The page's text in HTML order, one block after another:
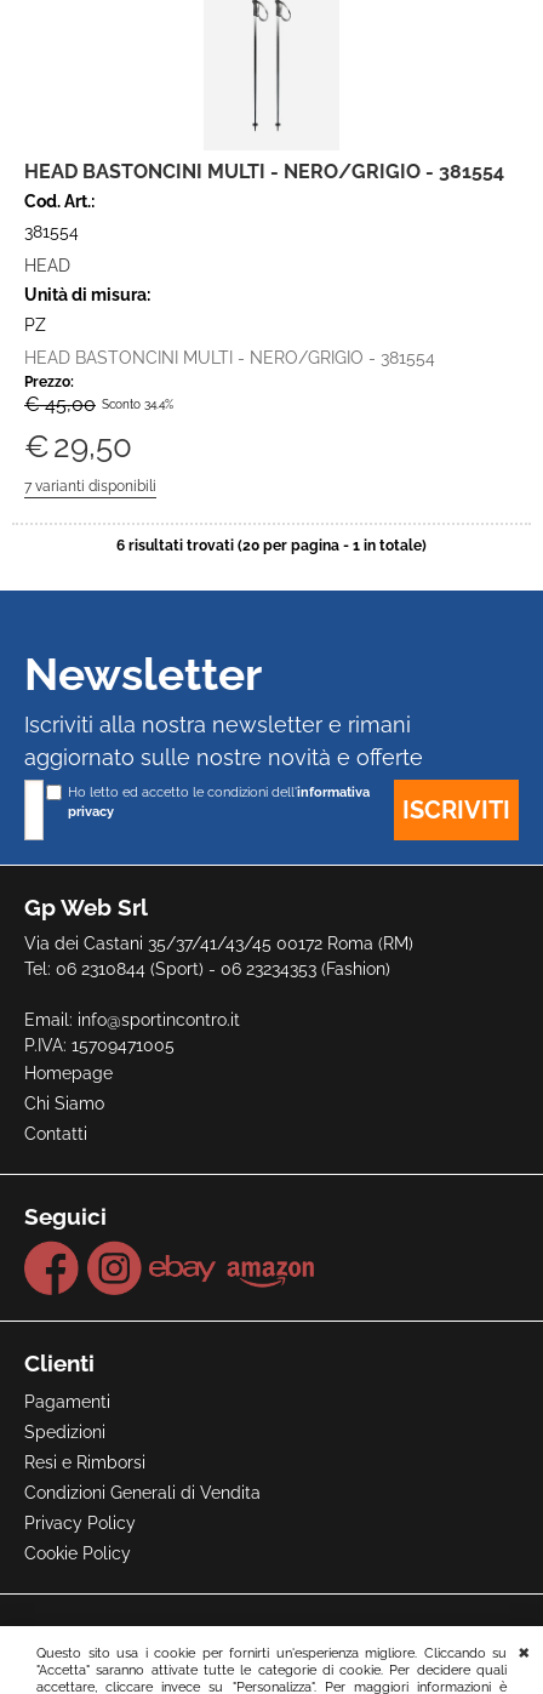
Questo sito usa i cookie per fornirti un'esperienza migliore. Cliccando su
"Accetta" saranno attivate tutte le categorie di cookie. Per decidere quali
accettare, cliccare invece su "Personalizza". Per maggiori informazioni è
HEAD BASTONCINI MULTI - NERO/GRIGIO - 381554
Cod. Art.:
381554
HEAD
Unità di misura:
PZ
HEAD BASTONCINI MULTI - NERO/GRIGIO - 381554
Prezzo:
€ 45,00 Sconto 34.4%
€29,50
6 risultati trovati (20 per pagina - 1 in totale)
Gp Web Srl
Via dei Castani 35/37/41/43/45 00172 Roma (RM)
Tel: 06 2310844 (Sport) - 06 23234353 (Fashion)
Email: info@sportincontro.it
P.IVA: 15709471005
Homepage
Chi Siamo
Contatti
Seguici
Clienti
Pagamenti
Spedizioni
Resi e Rimborsi
Condizioni Generali di Vendita
Privacy Policy
Cookie Policy
Newsletter
Iscriviti alla nostra newsletter e rimani
aggiornato sulle nostre novità e offerte
Ho letto ed accetto le condizioni dell'informativa
privacy